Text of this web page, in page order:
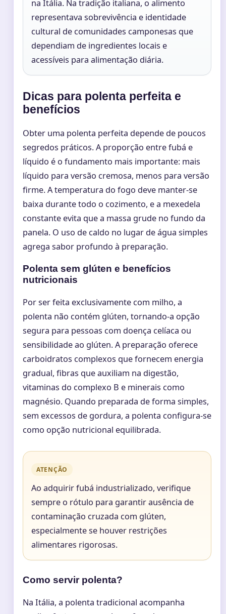
na Itália. Na tradição italiana, o alimento
representava sobrevivência e identidade
cultural de comunidades camponesas que
dependiam de ingredientes locais e
acessíveis para alimentação diária.
Dicas para polenta perfeita e
benefícios
Obter uma polenta perfeita depende de poucos
segredos práticos. A proporção entre fubá e
líquido é o fundamento mais importante: mais
líquido para versão cremosa, menos para versão
firme. A temperatura do fogo deve manter-se
baixa durante todo o cozimento, e a mexedela
constante evita que a massa grude no fundo da
panela. O uso de caldo no lugar de água simples
agrega sabor profundo à preparação.
Polenta sem glúten e benefícios
nutricionais
Por ser feita exclusivamente com milho, a
polenta não contém glúten, tornando-a opção
segura para pessoas com doença celíaca ou
sensibilidade ao glúten. A preparação oferece
carboidratos complexos que fornecem energia
gradual, fibras que auxiliam na digestão,
vitaminas do complexo B e minerais como
magnésio. Quando preparada de forma simples,
sem excessos de gordura, a polenta configura-se
como opção nutricional equilibrada.
ATENÇÃO
Ao adquirir fubá industrializado, verifique
sempre o rótulo para garantir ausência de
contaminação cruzada com glúten,
especialmente se houver restrições
alimentares rigorosas.
Como servir polenta?
Na Itália, a polenta tradicional acompanha